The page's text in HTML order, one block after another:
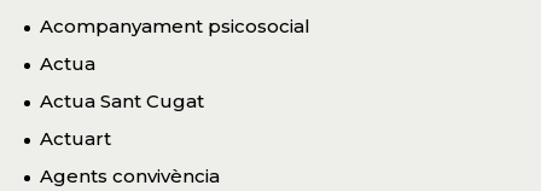
Acompanyament psicosocial
Actua
Actua Sant Cugat
Actuart
Agents convivència